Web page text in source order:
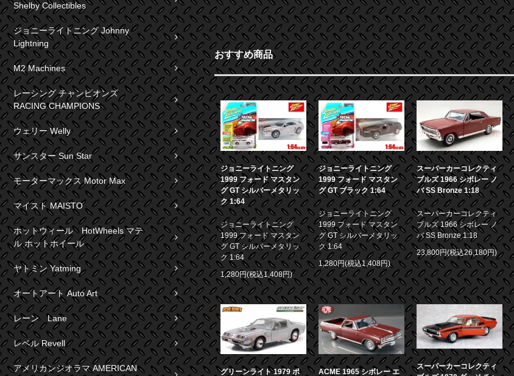
Shelby Collectibles
ジョニーライトニング Johnny
Lightning
M2 Machines
レーシング チャンピオンズ
RACING CHAMPIONS
ウェリー Welly
サンスター Sun Star
モーターマックス Motor Max
マイスト MAISTO
ホットウィール HotWheels マテ
ル ホットホイール
ヤトミン Yatming
オートアート Auto Art
レーン Lane
レベル Revell
アメリカンジオラマ AMERICAN
おすすめ商品
ジョニーライトニング
1999 フォード マスタン
グ GT シルバーメタリッ
ク 1:64
ジョニーライトニング
1999 フォード マスタン
グ GT シルバーメタリッ
ク 1:64
1,280円(税込1,408円)
ジョニーライトニング
1999 フォード マスタン
グ GT ブラック 1:64
ジョニーライトニング
1999 フォード マスタン
グ GT シルバーメタリッ
ク 1:64
1,280円(税込1,408円)
スーパーカーコレクティ
ブルズ 1966 シボレー ノ
バ SS Bronze 1:18
スーパーカーコレクティ
ブルズ 1966 シボレー ノ
バ SS Bronze 1:18
23,800円(税込26,180円)
グリーンライト 1979 ポ
ACME 1965 シボレー エ
スーパーカーコレクティ